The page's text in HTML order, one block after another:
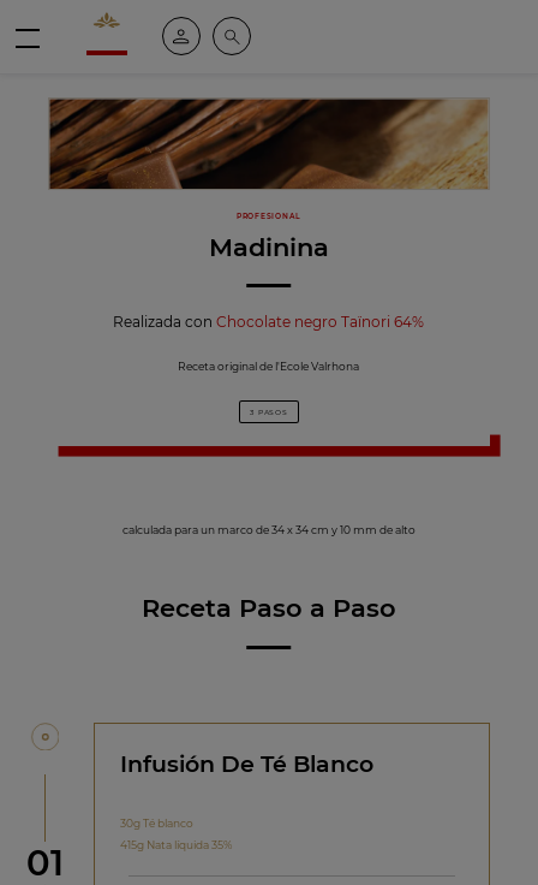
Valrhona - Imaginons le meilleur du chocolat
Mi cuentaBuscar
PROFESIONAL
Madinina
Realizada conChocolate negro Taïnori 64%
Receta original de l'Ecole Valrhona
3 PASOS
calculada para un marco de 34 x 34 cm y 10 mm de alto
Receta Paso a Paso
Paso
01
Infusión De Té Blanco
30g Té blanco
415g Nata líquida 35%